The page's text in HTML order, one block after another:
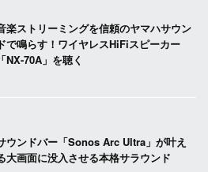
楽ストリーミングを信頼のヤマハサウン
ドで鳴らす！ワイヤレスHiFiスピーカー
「NX-70A」を聴く
ウンドバー「Sonos Arc Ultra」が叶え
大画面に没入させる本格サラウンド